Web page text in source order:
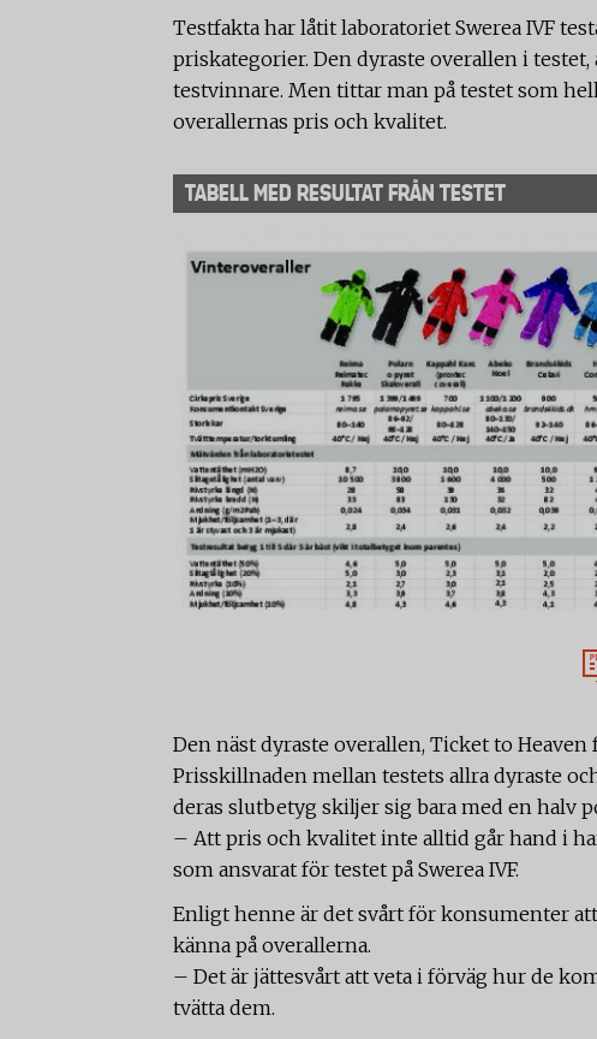
Testfakta har låtit laboratoriet Swerea IVF
priskategorier. Den dyraste overallen i
testvinnare. Men tittar man på testet som
overallernas pris och kvalitet.
TABELL MED RESULTAT FRÅN TESTET
Den näst dyraste overallen, Ticket to Heaven
Prisskillnaden mellan testets allra dyraste
deras slutbetyg skiljer sig bara med en halv
– Att pris och kvalitet inte alltid går hand i
som ansvarat för testet på Swerea IVF.
Enligt henne är det svårt för konsumenter
känna på overallerna.
– Det är jättesvårt att veta i förväg hur de
tvätta dem.